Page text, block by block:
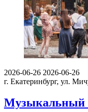
2026-06-26 2026-06-26
г. Екатеринбург, ул.
Музыкальный